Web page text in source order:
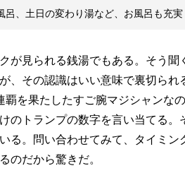
呂、土日の変わり湯など、お風呂も充実
が見られる銭湯でもある。そう聞
、その認識はいい意味で裏切ら
を果たしたすご腕マジシャンな
のトランプの数字を言い当てる
る。問い合わせてみて、タイミ
のだから驚きだ。